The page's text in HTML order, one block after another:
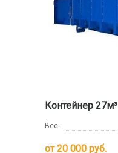
Контейнер 27м³
Вес:
от20 000 руб.